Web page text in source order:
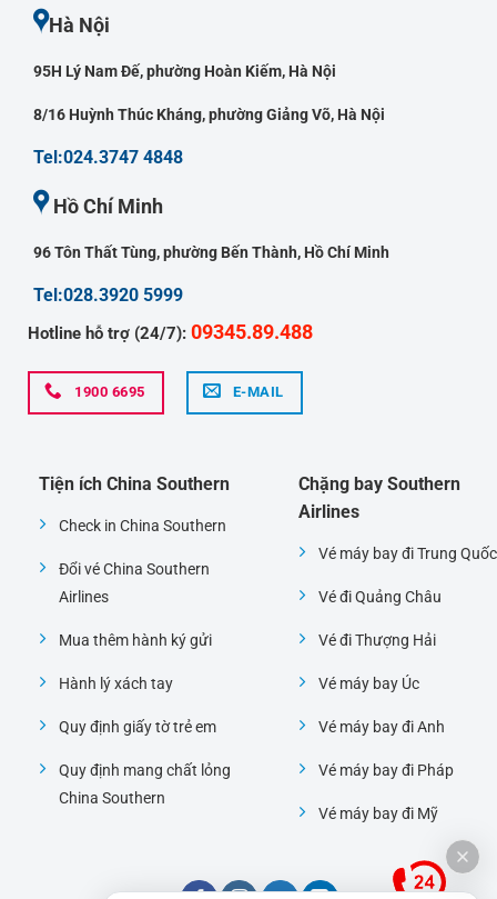
Hà Nội
95H Lý Nam Đế, phường Hoàn Kiếm, Hà Nội
8/16 Huỳnh Thúc Kháng, phường Giảng Võ, Hà Nội
Tel:024.3747 4848
Hồ Chí Minh
96 Tôn Thất Tùng, phường Bến Thành, Hồ Chí Minh
Tel:028.3920 5999
Hotline hỗ trợ (24/7): 09345.89.488
1900 6695 E-MAIL
Tiện ích China Southern
Check in China Southern
Đổi vé China Southern
Airlines
Mua thêm hành ký gửi
Hành lý xách tay
Quy định giấy tờ trẻ em
Quy định mang chất lỏng
China Southern
Chặng bay Southern
Airlines
Vé máy bay đi Trung Quốc
Vé đi Quảng Châu
Vé đi Thượng Hải
Vé máy bay Úc
Vé máy bay đi Anh
Vé máy bay đi Pháp
Vé máy bay đi Mỹ